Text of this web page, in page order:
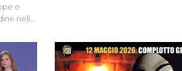
e
nella
delle